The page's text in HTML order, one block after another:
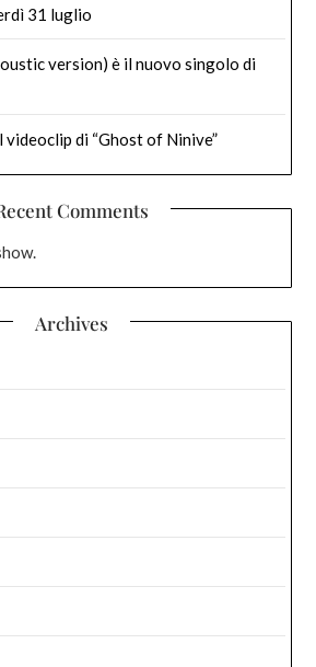
31 luglio
version) è il nuovo singolo di
videoclip di “Ghost of Ninive”
Comments
Archives